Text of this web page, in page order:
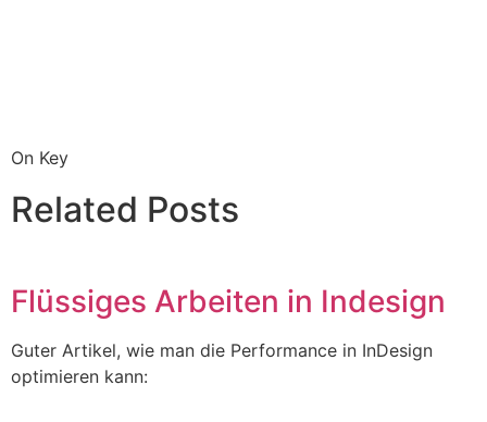
On Key
Related Posts
Flüssiges Arbeiten in Indesign
Guter Artikel, wie man die Performance in InDesign
optimieren kann: